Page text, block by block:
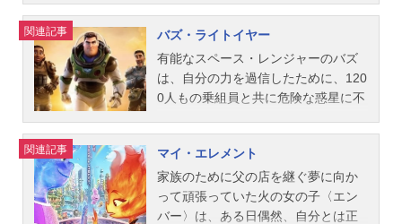
ハム：咲野俊介スタッフ監督：ジョ
シュ・クーリー脚本：ステファニ
ー・フォルソム脚本・製作総指揮：
アンドリュー・スタントン製作：
ジ...
ト：志尊淳バーリー・ライトフッ
ト：城田優ローレル・ライトフッ
ト：近藤春菜（ハリセンボン）マン
ティコア：浦嶋りんこコルト・ブロ
ンコ：村治学ウィルデン・ライトフ
美子ゴア：大井麻利衣デュードロッ
プ：林真里花グレックリン：新谷真
弓ガクストン：丸山壮史アヴェル：
魚建フェンウィック：立木文彦スタ
ッ...
信スケジュール2020年12月25日
（金）【劇場公開】2024年4月12日
（金）キャストジョー：浜野謙太22
番：川栄李奈ムーンウィンド：福田
転球テリー：梅田貴公美カウンセラ
ー・ジェリー：多田野曜平カウンセ
ラー・ジェリー：後藤敦カウンセラ
ー・ジェリー：仲野裕カウンセラ
ー・ジェリー：森夏姫リバ：定岡小
百合デズ：宮本崇弘カーリー：丸山
年だが、少しでも水に濡れると元の
姿に…この“秘密”を人間に知られる恐
怖を抱きながらも、ルカは目の前に
広がる新しい世界に魅了されてい
く。もっと知りたい。この世界のす
無邪気な冒険はやがて、海と陸とに
分断されてきた2つの世界に大事件を
巻き起こす。果たして、ルカの禁断
の憧れが生んだ＜ひと夏の奇跡＞と
は、何か…？作品名あの夏のルカ放
めると、レッサーパンダになってし
まった！突然の変身に隠された、メ
イも知らない驚きのとは…？“自分ら
しさは、ひとつじゃない”――どんな
自分も好きになれる、“じぶん解放”エ
きレッサーパンダ放送形態配信スケ
ジュール2022年3月11日（金）【劇
場公開】2024年3月15日（金）キャ
ストメイ：佐竹桃華ミン：木村佳乃
ミリアム：関根有咲アビー：れいみ
関連記事
バズ・ライトイヤー
有能なスペース・レンジャーのバズ
は、自分の力を過信したために、120
0人もの乗組員と共に危険な惑星に不
め、バズは猫型の友だちロボットの
ソックスと共に不可能なミッション
に挑む。その行く手には、ずっと孤
独だったバズの人生を変えるイジー
や個性豊かな仲間たちと、思いもよ
関連記事
マイ・エレメント
家族のために父の店を継ぐ夢に向か
って頑張っていた火の女の子〈エン
バー〉は、ある日偶然、自分とは正